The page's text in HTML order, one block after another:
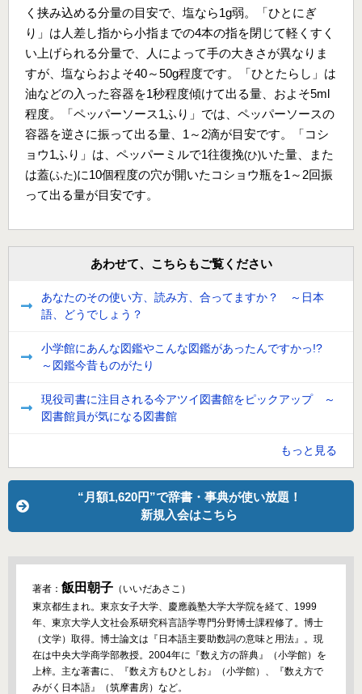
く挟み込める分量の目安で、塩なら1g弱。「ひとにぎ
り」は人差し指から小指までの4本の指を閉じて軽くすく
い上げられる分量で、人によって手の大きさが異なりま
すが、塩ならおよそ40～50g程度です。「ひとたらし」は
油などの入った容器を1秒程度傾けて出る量、およそ5ml
程度。「ペッパーソース1ふり」では、ペッパーソースの
容器を逆さに振って出る量、1～2滴が目安です。「コシ
ョウ1ふり」は、ペッパーミルで1往復挽(ひ)いた量、また
は蓋(ふた)に10個程度の穴が開いたコショウ瓶を1～2回振
って出る量が目安です。
あわせて、こちらもご覧ください
あなたのその使い方、読み方、合ってますか？ ～日本
語、どうでしょう？
小学館にあんな図鑑やこんな図鑑があったんですかっ!?
～図鑑今昔ものがたり
現役司書に注目される今アツイ図書館をピックアップ ～
図書館員が気になる図書館
もっと見る
“月額1,620円”で辞書・事典が使い放題！
新規入会はこちら
著者： 飯田朝子 （いいだあさこ）
東京都生まれ。東京女子大学、慶應義塾大学大学院を経て、1999
年、東京大学人文社会系研究科言語学専門分野博士課程修了。博士
（文学）取得。博士論文は『日本語主要助数詞の意味と用法』。現
在は中央大学商学部教授。2004年に『数え方の辞典』（小学館）を
上梓。主な著書に、『数え方もひとしお』（小学館）、『数え方で
みがく日本語』（筑摩書房）など。